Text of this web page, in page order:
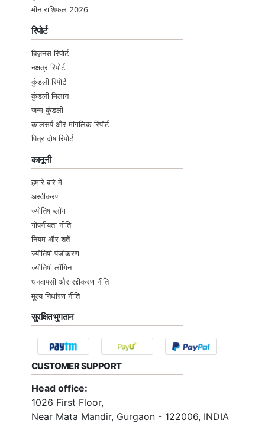
मीन राशिफल 2026
रिपोर्ट
बिज़नस रिपोर्ट
नक्षत्र रिपोर्ट
कुंडली रिपोर्ट
कुंडली मिलान
जन्म कुंडली
कालसर्प और मांगलिक रिपोर्ट
पित्र दोष रिपोर्ट
कानूनी
हमारे बारे में
अस्वीकरण
ज्योतिष ब्लॉग
गोपनीयता नीति
नियम और शर्तें
ज्योतिषी पंजीकरण
ज्योतिषी लॉगिन
धनवापसी और रद्दीकरण नीति
मूल्य निर्धारण नीति
सुरक्षित भुगतान
CUSTOMER SUPPORT
Head office:
1026 First Floor,
Near Mata Mandir, Gurgaon - 122006, INDIA